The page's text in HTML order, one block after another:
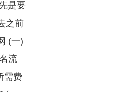
是要
之前
(一)
流
需费